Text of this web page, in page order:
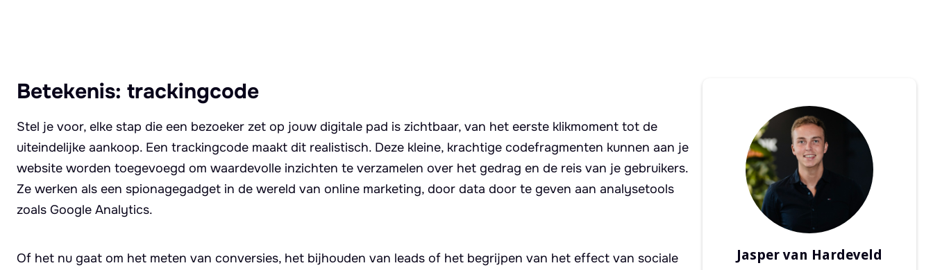
Betekenis: trackingcode
Stel je voor, elke stap die een bezoeker zet op jouw digitale pad is zichtbaar, van het eerste klikmoment tot de
uiteindelijke aankoop. Een trackingcode maakt dit realistisch. Deze kleine, krachtige codefragmenten kunnen aan je
website worden toegevoegd om waardevolle inzichten te verzamelen over het gedrag en de reis van je gebruikers.
Ze werken als een spionagegadget in de wereld van online marketing, door data door te geven aan analysetools
zoals Google Analytics.
Of het nu gaat om het meten van conversies, het bijhouden van leads of het begrijpen van het effect van sociale
Jasper van Hardeveld